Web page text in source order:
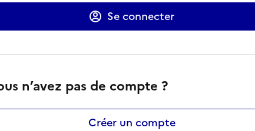
Se connecter
n’avez pas de compte ?
Créer un compte